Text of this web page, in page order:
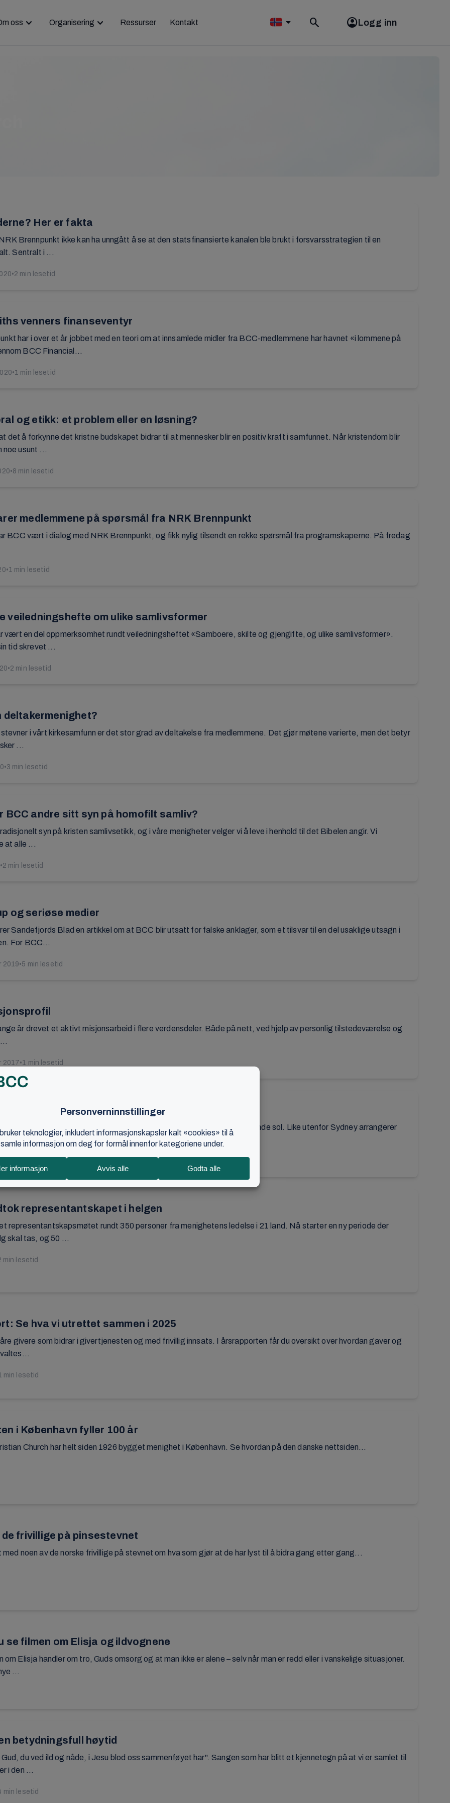
oss Organisering Ressurser Kontakt
Toggle
Logg inn
Her er fakta
Brennpunkt ikke kan ha unngått å se at den statsfinansierte kanalen ble brukt i forsvarsstrategien til en
Sentralt i ...
•2 min lesetid
venners finanseventyr
har i over et år jobbet med en teori om at innsamlede midler fra BCC-medlemmene har havnet «i lommene på
BCC Financial...
•1 min lesetid
og etikk: et problem eller en løsning?
det å forkynne det kristne budskapet bidrar til at mennesker blir en positiv kraft i samfunnet. Når kristendom blir
noe usunt ...
•8 min lesetid
medlemmene på spørsmål fra NRK Brennpunkt
BCC vært i dialog med NRK Brennpunkt, og fikk nylig tilsendt en rekke spørsmål fra programskaperne. På fredag
•1 min lesetid
veiledningshefte om ulike samlivsformer
vært en del oppmerksomhet rundt veiledningsheftet «Samboere, skilte og gjengifte, og ulike samlivsformer».
tid skrevet ...
•2 min lesetid
deltakermenighet?
i vårt kirkesamfunn er det stor grad av deltakelse fra medlemmene. Det gjør møtene varierte, men det betyr
...
•3 min lesetid
BCC andre sitt syn på homofilt samliv?
syn på kristen samlivsetikk, og i våre menigheter velger vi å leve i henhold til det Bibelen angir. Vi
at alle ...
•2 min lesetid
og seriøse medier
Sandefjords Blad en artikkel om at BCC blir utsatt for falske anklager, som et tilsvar til en del usaklige utsagn i
For BCC...
2019•5 min lesetid
år drevet et aktivt misjonsarbeid i flere verdensdeler. Både på nett, ved hjelp av personlig tilstedeværelse og
2017•1 min lesetid
i Australia
men på den andre siden av jorden er det 35 varmegrader og stekende sol. Like utenfor Sydney arrangerer
...
representantskapet i helgen
representantskapsmøtet rundt 350 personer fra menighetens ledelse i 21 land. Nå starter en ny periode der
skal tas, og 50 ...
min lesetid
Se hva vi utrettet sammen i 2025
givere som bidrar i givertjenesten og med frivillig innsats. I årsrapporten får du oversikt over hvordan gaver og
min lesetid
i København fyller 100 år
Church har helt siden 1926 bygget menighet i København. Se hvordan på den danske nettsiden...
de frivillige på pinsestevnet
med noen av de norske frivillige på stevnet om hva som gjør at de har lyst til å bidra gang etter gang...
se filmen om Elisja og ildvognene
om Elisja handler om tro, Guds omsorg og at man ikke er alene – selv når man er redd eller i vanskelige situasjoner.
...
betydningsfull høytid
du ved ild og nåde, i Jesu blod oss sammenføyet har". Sangen som har blitt et kjennetegn på at vi er samlet til
i den ...
min lesetid